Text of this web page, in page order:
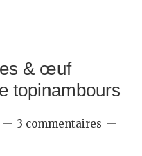
& œuf
topinambours
3 commentaires